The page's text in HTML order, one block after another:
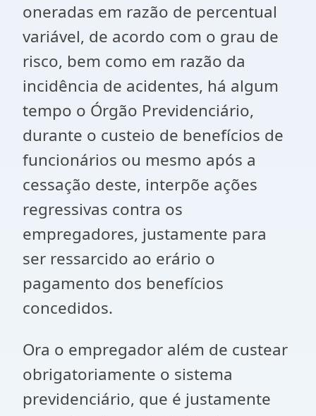
oneradas em razão de percentual
variável, de acordo com o grau de
risco, bem como em razão da
incidência de acidentes, há algum
tempo o Órgão Previdenciário,
durante o custeio de benefícios de
funcionários ou mesmo após a
cessação deste, interpõe ações
regressivas contra os
empregadores, justamente para
ser ressarcido ao erário o
pagamento dos benefícios
concedidos.
Ora o empregador além de custear
obrigatoriamente o sistema
previdenciário, que é justamente